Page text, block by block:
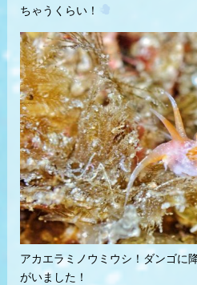
ちゃうくらい！
アカエラミノウミウシ！ダンゴに
がいました！